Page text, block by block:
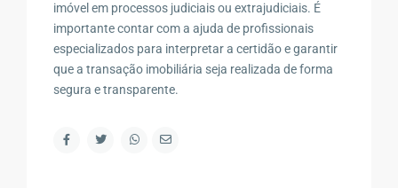
imóvel em processos judiciais ou extrajudiciais. É
importante contar com a ajuda de profissionais
especializados para interpretar a certidão e garantir
que a transação imobiliária seja realizada de forma
segura e transparente.